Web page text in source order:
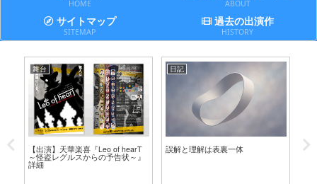
HOME ABOUT
サイトマップ
SITEMAP
過去の出演作
HISTORY
舞台
【出演】天華楽喜『Leo of hearT
～怪盗レグルスからの予告状～』
詳細
日記
誤解と理解は表裏一体